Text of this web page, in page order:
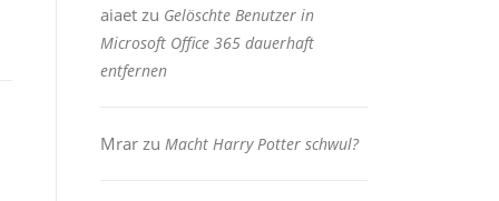
aiaet zu Gelöschte Benutzer in
Microsoft Office 365 dauerhaft
entfernen
Mrar zu Macht Harry Potter schwul?